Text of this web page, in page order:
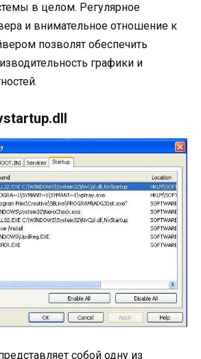
в целом. Регулярное
и внимательное отношение к
позволят обеспечить
графики и
собой одну из